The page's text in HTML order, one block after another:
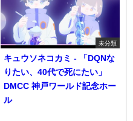
未分類
キュウソネコカミ - 「DQNな
りたい、40代で死にたい」
DMCC 神戸ワールド記念ホー
ル